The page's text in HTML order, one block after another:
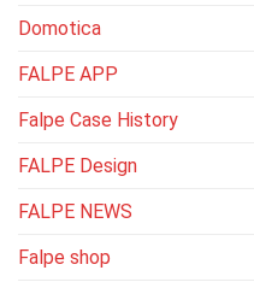
Domotica
FALPE APP
Falpe Case History
FALPE Design
FALPE NEWS
Falpe shop